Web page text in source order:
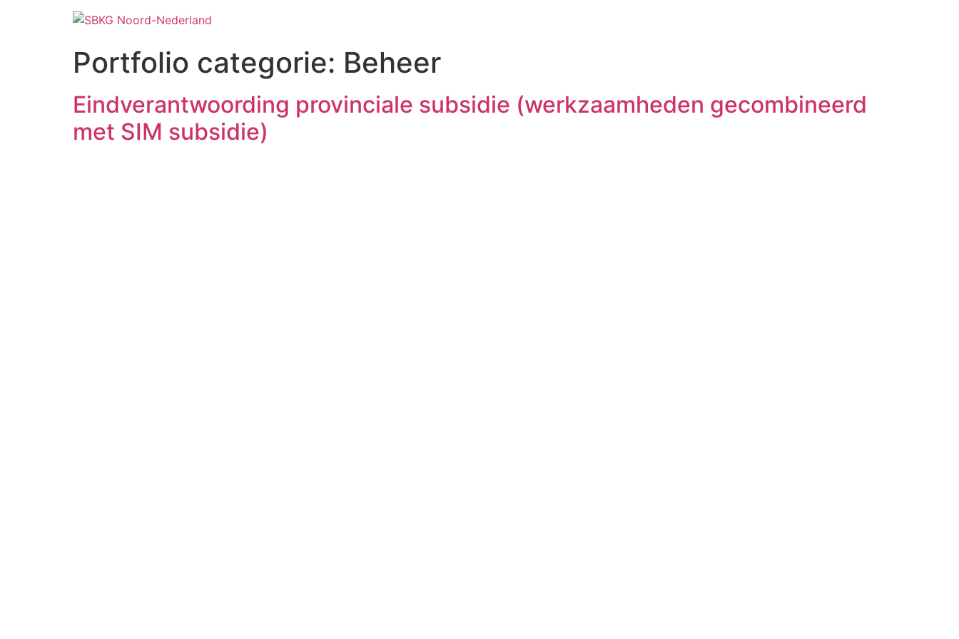
Portfolio categorie: Beheer
Eindverantwoording provinciale subsidie (werkzaamheden gecombineerd
met SIM subsidie)